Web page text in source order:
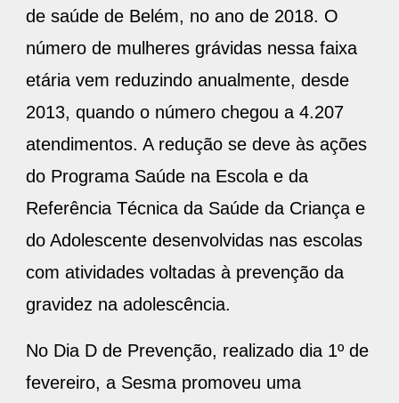
de saúde de Belém, no ano de 2018. O
número de mulheres grávidas nessa faixa
etária vem reduzindo anualmente, desde
2013, quando o número chegou a 4.207
atendimentos. A redução se deve às ações
do Programa Saúde na Escola e da
Referência Técnica da Saúde da Criança e
do Adolescente desenvolvidas nas escolas
com atividades voltadas à prevenção da
gravidez na adolescência.
No Dia D de Prevenção, realizado dia 1º de
fevereiro, a Sesma promoveu uma